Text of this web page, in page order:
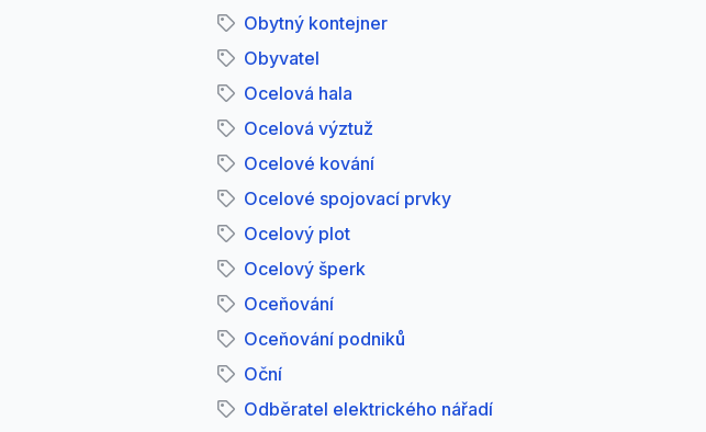
Obytný kontejner
Obyvatel
Ocelová hala
Ocelová výztuž
Ocelové kování
Ocelové spojovací prvky
Ocelový plot
Ocelový šperk
Oceňování
Oceňování podniků
Oční
Odběratel elektrického nářadí